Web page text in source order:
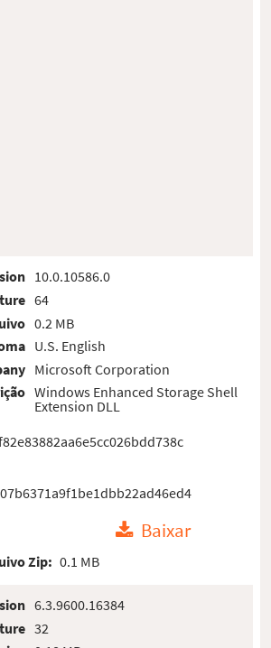
10.0.10586.0
64
0.2 MB
U.S. English
Microsoft Corporation
Windows Enhanced Storage Shell
Extension DLL
Baixar
Zip: 0.1 MB
6.3.9600.16384
32